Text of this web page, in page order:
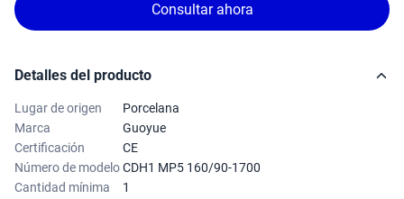
Consultar ahora
Detalles del producto
Lugar de origen
Porcelana
Marca
Guoyue
Certificación
CE
Número de modeloCDH1 MP5 160/90-1700
Cantidad mínima
1